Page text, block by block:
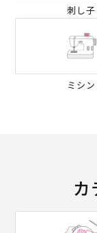
刺し子
ミシン
カ